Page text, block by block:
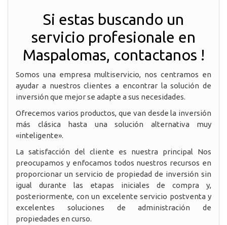
Si estas buscando un
servicio profesionale en
Maspalomas, contactanos !
Somos una empresa multiservicio, nos centramos en
ayudar a nuestros clientes a encontrar la solución de
inversión que mejor se adapte a sus necesidades.
Ofrecemos varios productos, que van desde la inversión
más clásica hasta una solución alternativa muy
«inteligente».
La satisfacción del cliente es nuestra principal Nos
preocupamos y enfocamos todos nuestros recursos en
proporcionar un servicio de propiedad de inversión sin
igual durante las etapas iniciales de compra y,
posteriormente, con un excelente servicio postventa y
excelentes soluciones de administración de
propiedades en curso.